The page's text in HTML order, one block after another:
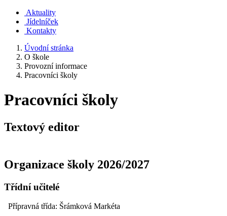
Aktuality
Jídelníček
Kontakty
Úvodní stránka
O škole
Provozní informace
Pracovníci školy
Pracovníci školy
Textový editor
Organizace školy 2026/2027
Třídní učitelé
Přípravná třída: Šrámková Markéta